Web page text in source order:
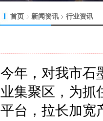
首页 新闻资讯 行业资讯
今年，对我市石
业集聚区，为抓
平台，拉长加宽